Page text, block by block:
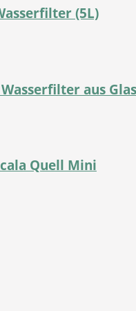
(5L)
aus Glas
Quell Mini